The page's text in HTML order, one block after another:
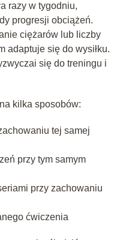
razy w tygodniu,
progresji obciążeń.
ciężarów lub liczby
adaptuje się do wysiłku.
się do treningu i
kilka sposobów:
tej samej
przy tym samym
przy zachowaniu
ćwiczenia